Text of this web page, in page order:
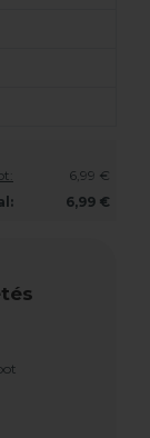
6,99 €
6,99 €